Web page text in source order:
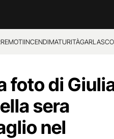
INCENDIMATURITÀGARLASCO
foto di
sera
nel